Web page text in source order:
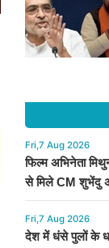
Fri,7 Aug 2026
फिल्म अभिनेता
से मिले CM शुभेंदु
Fri,7 Aug 2026
देश में धंसे पुलों के